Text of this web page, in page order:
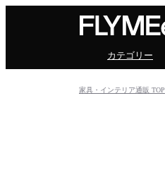
カテゴリー
家具・インテリア通販 TOP